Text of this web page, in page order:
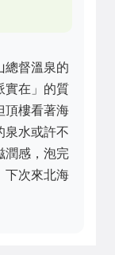
總督溫泉的
實在」的質
頂樓看著海
泉水或許不
潤感，泡完
下次來北海